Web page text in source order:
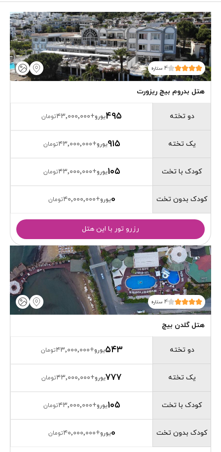
4 ستاره
هتل بدروم بیچ ریزورت
دو تخته
یک تخته
کودک با تخت
کودک بدون تخت
۴۹۵یورو+۴۳٬۰۰۰٬۰۰۰تومان
۹۱۵یورو+۴۳٬۰۰۰٬۰۰۰تومان
۱۰۵یورو+۴۳٬۰۰۰٬۰۰۰تومان
0یورو+۴۰٬۰۰۰٬۰۰۰تومان
رزرو تور با این هتل
4 ستاره
هتل گلدن بیچ
دو تخته
یک تخته
کودک با تخت
کودک بدون تخت
۵۴۳یورو+۴۳٬۰۰۰٬۰۰۰تومان
۷۷۷یورو+۴۳٬۰۰۰٬۰۰۰تومان
۱۰۵یورو+۴۳٬۰۰۰٬۰۰۰تومان
0یورو+۴۰٬۰۰۰٬۰۰۰تومان